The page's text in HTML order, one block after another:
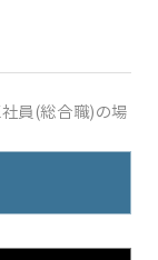
員(総合職)の場